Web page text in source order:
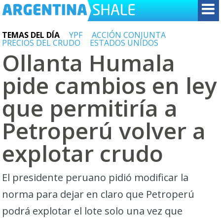
TEMAS DEL DÍA YPF ACCIÓN CONJUNTA
PRECIOS DEL CRUDO ESTADOS UNIDOS
Ollanta Humala
pide cambios en ley
que permitiría a
Petroperú volver a
explotar crudo
El presidente peruano pidió modificar la
norma para dejar en claro que Petroperú
podrá explotar el lote solo una vez que